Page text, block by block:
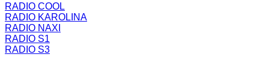
RADIO COOL
RADIO KAROLINA
RADIO NAXI
RADIO S1
RADIO S3